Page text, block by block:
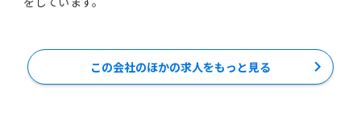
この会社のほかの求人をもっと見る